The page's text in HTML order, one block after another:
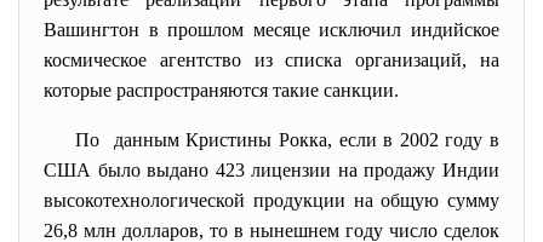
Вашингтон в прошлом месяце исключил индийское
космическое агентство из списка организаций, на
которые распространяются такие санкции.
По данным Кристины Рокка, если в 2002 году в
США было выдано 423 лицензии на продажу Индии
высокотехнологической продукции на общую сумму
26,8 млн долларов, то в нынешнем году число сделок